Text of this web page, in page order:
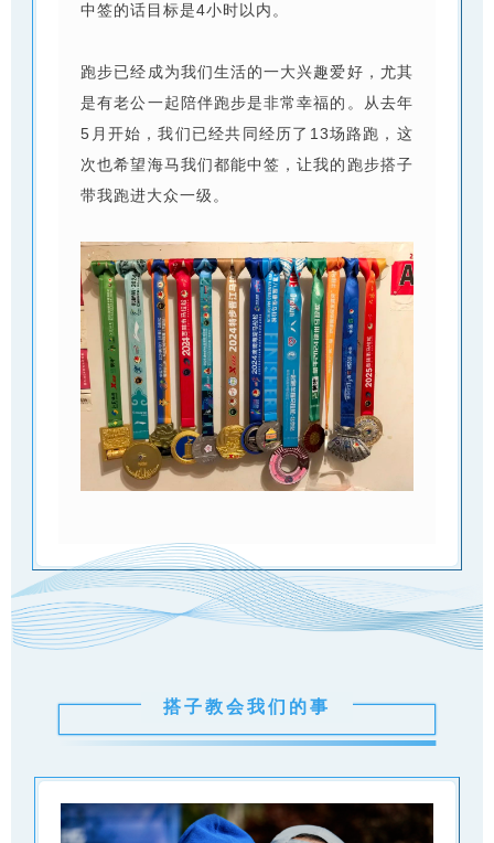
中签的话目标是4小时以内。
跑步已经成为我们生活的一大兴趣爱好，尤其
是有老公一起陪伴跑步是非常幸福的。从去年
5月开始，我们已经共同经历了13场路跑，这
次也希望海马我们都能中签，让我的跑步搭子
带我跑进大众一级。
搭子教会我们的事